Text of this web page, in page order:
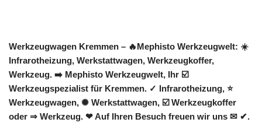
Werkzeugwagen Kremmen – 🔥Mephisto Werkzeugwelt: ☀️
Infrarotheizung, Werkstattwagen, Werkzeugkoffer,
Werkzeug. ➡️ Mephisto Werkzeugwelt, Ihr ☑️
Werkzeugspezialist für Kremmen. ✓ Infrarotheizung, ⭐
Werkzeugwagen, ✺ Werkstattwagen, ☑️ Werkzeugkoffer
oder ⇒ Werkzeug. ❤ Auf Ihren Besuch freuen wir uns ✉ ✔.